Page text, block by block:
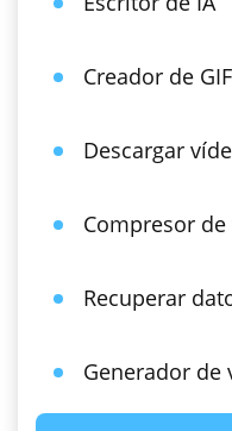
Creador de GIF
Descargar
Compresor de
Recuperar
Generador de